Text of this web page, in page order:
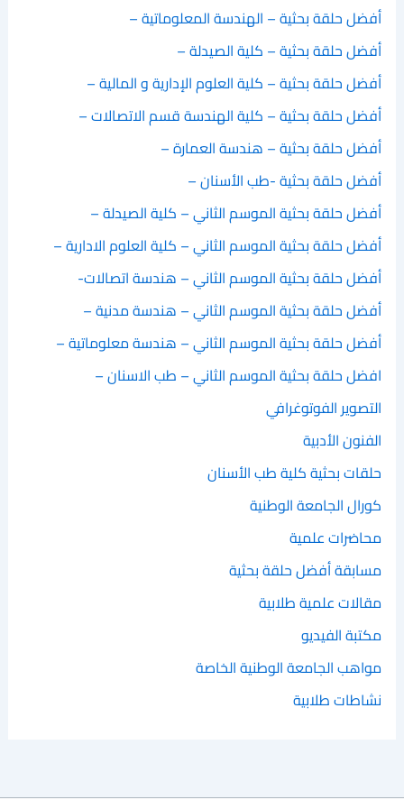
أفضل حلقة بحثية – الهندسة المعلوماتية –
أفضل حلقة بحثية – كلية الصيدلة –
أفضل حلقة بحثية – كلية العلوم الإدارية و المالية –
أفضل حلقة بحثية – كلية الهندسة قسم الاتصالات –
أفضل حلقة بحثية – هندسة العمارة –
أفضل حلقة بحثية -طب الأسنان –
أفضل حلقة بحثية الموسم الثاني – كلية الصيدلة –
أفضل حلقة بحثية الموسم الثاني – كلية العلوم الادارية –
أفضل حلقة بحثية الموسم الثاني – هندسة اتصالات-
أفضل حلقة بحثية الموسم الثاني – هندسة مدنية –
أفضل حلقة بحثية الموسم الثاني – هندسة معلوماتية –
افضل حلقة بحثية الموسم الثاني – طب الاسنان –
التصوير الفوتوغرافي
الفنون الأدبية
حلقات بحثية كلية طب الأسنان
كورال الجامعة الوطنية
محاضرات علمية
مسابقة أفضل حلقة بحثية
مقالات علمية طلابية
مكتبة الفيديو
مواهب الجامعة الوطنية الخاصة
نشاطات طلابية